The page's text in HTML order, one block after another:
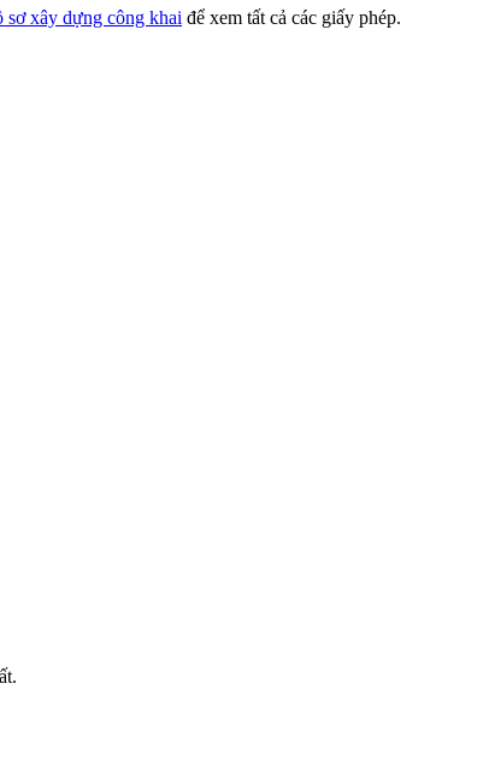
sơ xây dựng công khai để xem tất cả các giấy phép.